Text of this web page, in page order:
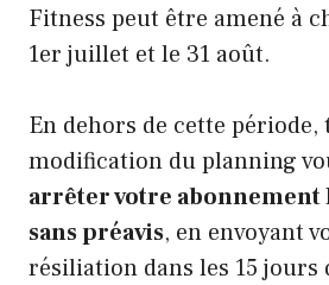
Fitness peut être amené à
1er juillet et le 31 août.
En dehors de cette période,
modification du planning
arrêter votre abonnement
sans préavis, en envoyant
résiliation dans les 15 jours